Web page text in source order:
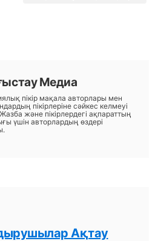
Медиа
пікір мақала авторлары мен
пікірлеріне сәйкес келмеуі
және пікірлердегі ақпараттың
үшін авторлардың өздері
Ақтау